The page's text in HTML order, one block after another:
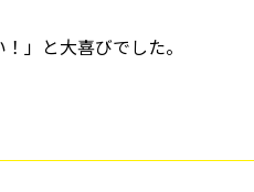
」と大喜びでした。